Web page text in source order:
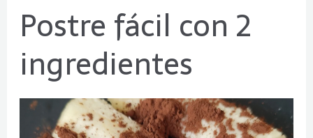
Postre fácil con 2
ingredientes
Postre
fácil
con
2